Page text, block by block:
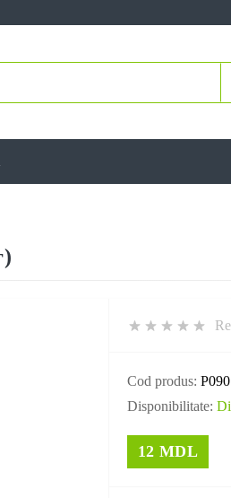
Cod produs: P090
Disponibilitate:
12 MDL